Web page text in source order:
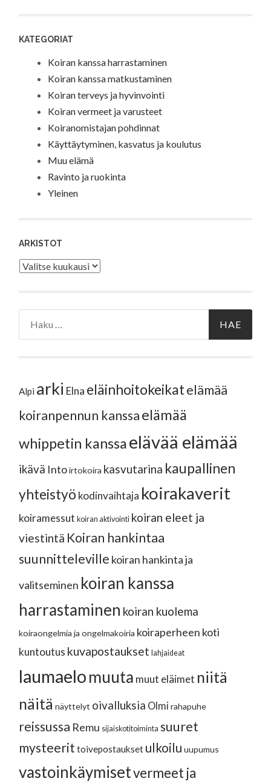
KATEGORIAT
Koiran kanssa harrastaminen
Koiran kanssa matkustaminen
Koiran terveys ja hyvinvointi
Koiran vermeet ja varusteet
Koiranomistajan pohdinnat
Käyttäytyminen, kasvatus ja koulutus
Muu elämä
Ravinto ja ruokinta
Yleinen
ARKISTOT
Arkistot
Alpi arki Elna eläinhoitokeikatelämää
koiranpennun kanssaelämää
whippetin kanssaelävää elämää
ikävä Intoirtokoira kasvutarina kaupallinen
yhteistyö kodinvaihtaja koirakaverit
koiramessut koiran aktivointi koiran eleet ja
viestintä Koiran hankintaa
suunnitteleville koiran hankinta ja
valitseminen koiran kanssa
harrastaminen koiran kuolema
koiraongelmia ja ongelmakoiria koiraperheen koti
kuntoutus kuvapostaukset lahjaideat
laumaelomuuta muut eläimet niitä
näitä näyttelyt oivalluksia Olmi rahapuhe
reissussa Remu sijaiskotitoiminta suuret
mysteerit toivepostaukset ulkoilu uupumus
vastoinkäymisetvermeet ja